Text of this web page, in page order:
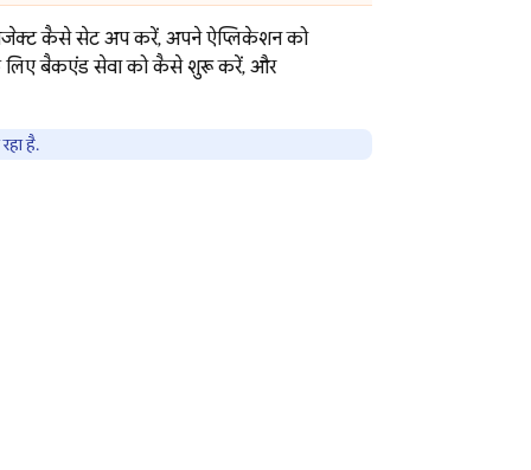
कैसे सेट अप करें, अपने ऐप्लिकेशन को
लिए बैकएंड सेवा को कैसे शुरू करें, और
है.